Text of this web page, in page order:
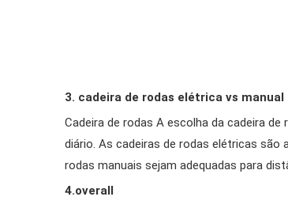
3. cadeira de rodas elétrica vs manual
Cadeira de rodas A escolha da cadeira
diário. As cadeiras de rodas elétricas
rodas manuais sejam adequadas para
4.overall